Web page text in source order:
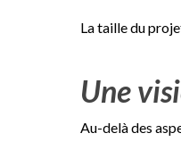
La taille du
Une
Au-delà des